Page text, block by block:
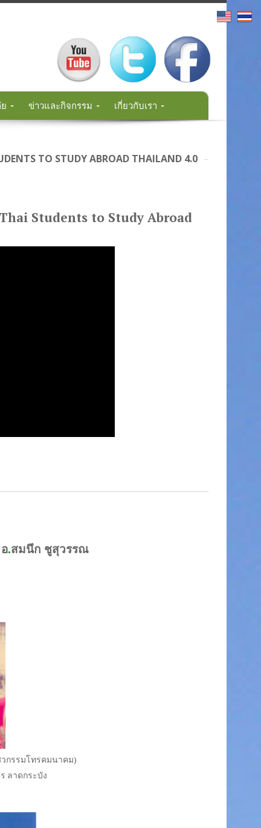
ข่าวและกิจกรรม เกี่ยวกับเรา
TO STUDY ABROAD THAILAND 4.0
Students to Study Abroad
.สมนึก ชูสุวรรณ
กรรมโทรคมนาคม)
ลาดกระบัง